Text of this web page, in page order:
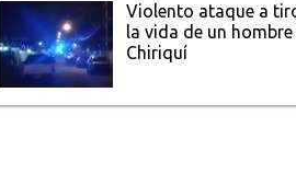
Violento ataque a
la vida de un hombre
Chiriquí